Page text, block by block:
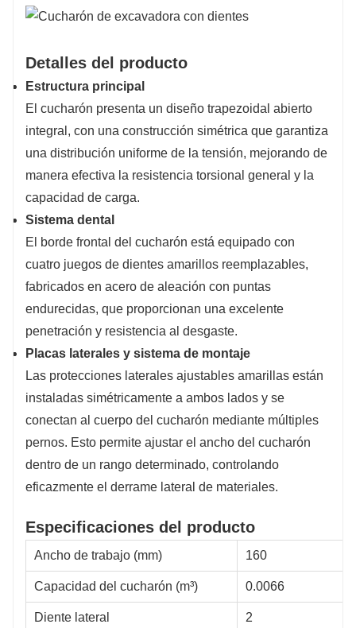
Detalles del producto
Estructura principal
El cucharón presenta un diseño trapezoidal abierto
integral, con una construcción simétrica que garantiza
una distribución uniforme de la tensión, mejorando de
manera efectiva la resistencia torsional general y la
capacidad de carga.
Sistema dental
El borde frontal del cucharón está equipado con
cuatro juegos de dientes amarillos reemplazables,
fabricados en acero de aleación con puntas
endurecidas, que proporcionan una excelente
penetración y resistencia al desgaste.
Placas laterales y sistema de montaje
Las protecciones laterales ajustables amarillas están
instaladas simétricamente a ambos lados y se
conectan al cuerpo del cucharón mediante múltiples
pernos. Esto permite ajustar el ancho del cucharón
dentro de un rango determinado, controlando
eficazmente el derrame lateral de materiales.
Especificaciones del producto
Ancho de trabajo (mm) 160
Capacidad del cucharón (m³) 0.0066
Diente lateral 2